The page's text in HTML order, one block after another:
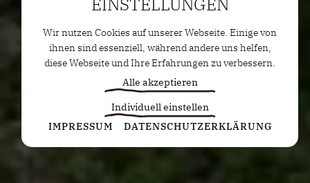
Wir nutzen Cookies auf unserer Webseite. Einige von
ihnen sind essenziell, während andere uns helfen,
diese Webseite und Ihre Erfahrungen zu verbessern.
Alle akzeptieren
Individuell einstellen
Statistiken
Diese Cookies erfassen anonyme Statistiken. Diese
IMPRESSUM DATENSCHUTZERKLÄRUNG